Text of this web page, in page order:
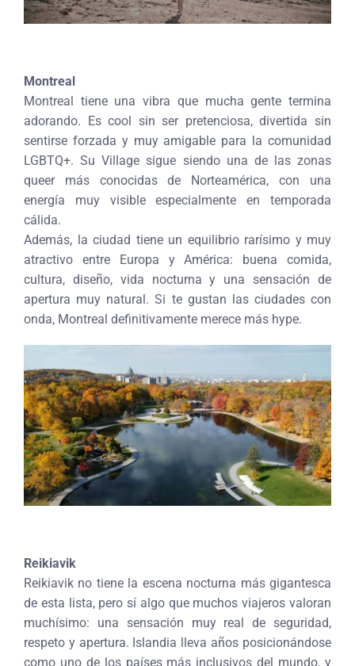
Montreal
Montreal tiene una vibra que mucha gente termina
adorando. Es cool sin ser pretenciosa, divertida sin
sentirse forzada y muy amigable para la comunidad
LGBTQ+. Su Village sigue siendo una de las zonas
queer más conocidas de Norteamérica, con una
energía muy visible especialmente en temporada
cálida.
Además, la ciudad tiene un equilibrio rarísimo y muy
atractivo entre Europa y América: buena comida,
cultura, diseño, vida nocturna y una sensación de
apertura muy natural. Si te gustan las ciudades con
onda, Montreal definitivamente merece más hype.
Reikiavik
Reikiavik no tiene la escena nocturna más gigantesca
de esta lista, pero sí algo que muchos viajeros valoran
muchísimo: una sensación muy real de seguridad,
respeto y apertura. Islandia lleva años posicionándose
como uno de los países más inclusivos del mundo, y